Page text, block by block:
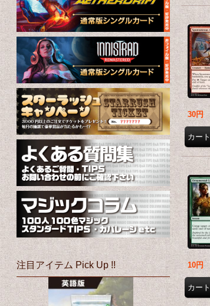
注目アイテム Pick Up !!
30円
10円